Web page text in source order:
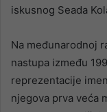
iskusnog Seada
Na međunarodnoj
nastupa između
reprezentacije
njegova prva veća